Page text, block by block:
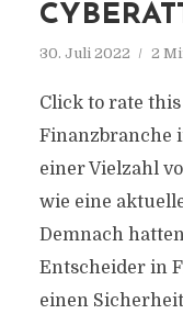
30. Juli 2022 2
Click to rate this
Finanzbranche
einer Vielzahl
wie eine
Demnach
Entscheider in
einen